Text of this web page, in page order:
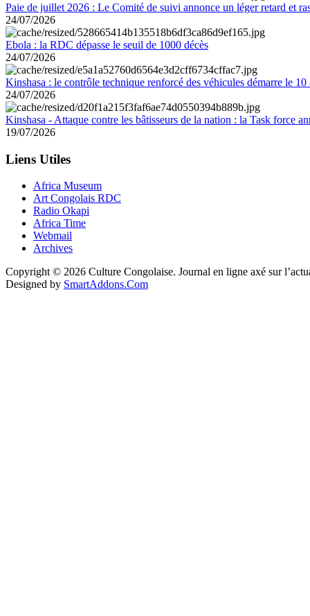
Paie de juillet 2026 : Le Comité de suivi annonce un léger retard et
24/07/2026
Ebola : la RDC dépasse le seuil de 1000 décès
24/07/2026
Kinshasa : le contrôle technique renforcé des véhicules démarre le 10
24/07/2026
Kinshasa - Attaque contre les bâtisseurs de la nation : la Task force
19/07/2026
Liens Utiles
Africa Museum
Art Congolais RDC
Radio Okapi
Africa Time
Webmail
Archives
Copyright © 2026 Culture Congolaise. Journal en ligne axé sur
Designed by SmartAddons.Com